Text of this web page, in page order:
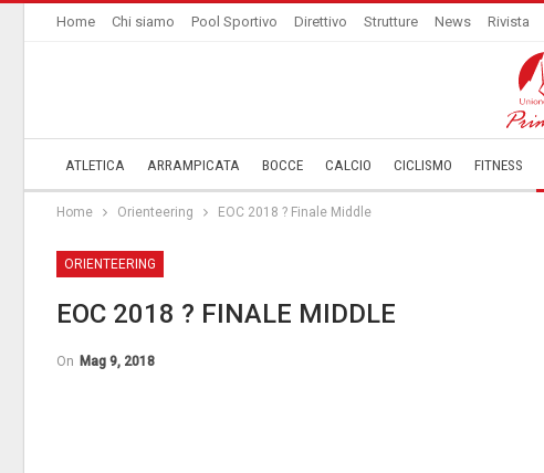
Home Chi siamo Pool Sportivo Direttivo Strutture News Rivista
ATLETICA ARRAMPICATA BOCCE CALCIO CICLISMO FITNESS
Home Orienteering EOC 2018 ? Finale Middle
ORIENTEERING
EOC 2018 ? FINALE MIDDLE
On Mag 9, 2018